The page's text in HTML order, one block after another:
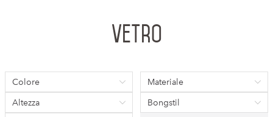
Vetro
Colore
Materiale
Altezza
Bongstil